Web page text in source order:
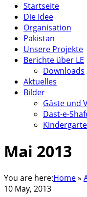
Startseite
Die Idee
Organisation
Pakistan
Unsere Projekte
Berichte über LE
Downloads
Aktuelles
Bilder
Gäste und
Dast-e-
Mai 2013
You are here:Home»
10 May, 2013